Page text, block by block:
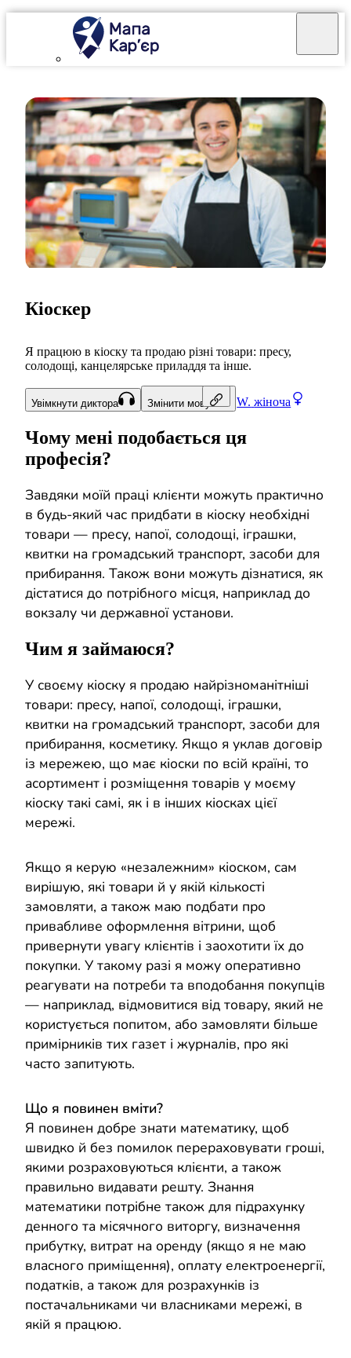
W. жіноча
Кіоскер
Я працюю в кіоску та продаю різні товари: пресу,
солодощі, канцелярське приладдя та інше.
Увімкнути диктора Змінити мову
Чому мені подобається ця
професія?
Завдяки моїй праці клієнти можуть практично
в будь-який час придбати в кіоску необхідні
товари — пресу, напої, солодощі, іграшки,
квитки на громадський транспорт, засоби для
прибирання. Також вони можуть дізнатися, як
дістатися до потрібного місця, наприклад до
вокзалу чи державної установи.
Чим я займаюся?
У своєму кіоску я продаю найрізноманітніші
товари: пресу, напої, солодощі, іграшки,
квитки на громадський транспорт, засоби для
прибирання, косметику. Якщо я уклав договір
із мережею, що має кіоски по всій країні, то
асортимент і розміщення товарів у моєму
кіоску такі самі, як і в інших кіосках цієї
мережі.
Якщо я керую «незалежним» кіоском, сам
вирішую, які товари й у якій кількості
замовляти, а також маю подбати про
привабливе оформлення вітрини, щоб
привернути увагу клієнтів і заохотити їх до
покупки. У такому разі я можу оперативно
реагувати на потреби та вподобання покупців
— наприклад, відмовитися від товару, який не
користується попитом, або замовляти більше
примірників тих газет і журналів, про які
часто запитують.
Що я повинен вміти?
Я повинен добре знати математику, щоб
швидко й без помилок перераховувати гроші,
якими розраховуються клієнти, а також
правильно видавати решту. Знання
математики потрібне також для підрахунку
денного та місячного виторгу, визначення
прибутку, витрат на оренду (якщо я не маю
власного приміщення), оплату електроенергії,
податків, а також для розрахунків із
постачальниками чи власниками мережі, в
якій я працюю.